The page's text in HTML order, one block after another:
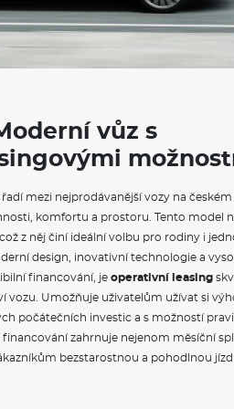
vůz s
řadí mezi nejprodávanější vozy na
komfortu a prostoru. Tento model
z něj činí ideální volbu pro rodiny i
design, inovativní technologie a
financování, je operativní leasing
Umožňuje uživatelům užívat si
počátečních investic a s možností
zahrnuje nejenom měsíční
bezstarostnou a pohodlnou